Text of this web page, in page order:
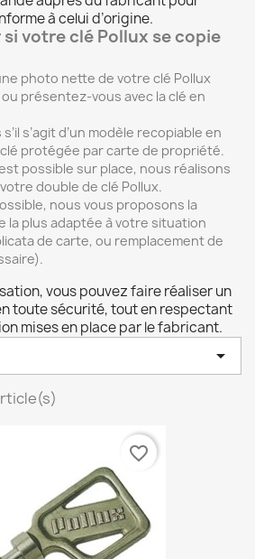
à celui d’origine.
votre clé Pollux se copie
photo nette de votre clé Pollux
présentez‑vous avec la clé en
s’agit d’un modèle recopiable en
protégée par carte de propriété.
possible sur place, nous réalisons
double de clé Pollux.
nous vous proposons la
la plus adaptée à votre situation
de carte, ou remplacement de
vous pouvez faire réaliser un
toute sécurité, tout en respectant
mises en place par le fabricant.

favorite_border